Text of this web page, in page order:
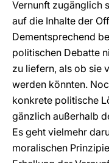
Vernunft zugänglich
auf die Inhalte der
Dementsprechend
politischen Debatte
zu liefern, als ob sie
werden könnten.
konkrete politische
gänzlich außerhalb
Es geht vielmehr
moralischen